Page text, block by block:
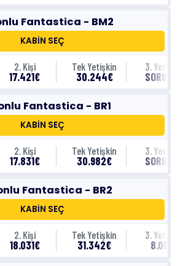
Fantastica - BM2
KABİN SEÇ
2. Kişi
17.421€
Tek Yetişkin
30.244€
3.
Fantastica - BR1
KABİN SEÇ
2. Kişi
17.831€
Tek Yetişkin
30.982€
3.
Fantastica - BR2
KABİN SEÇ
2. Kişi
18.031€
Tek Yetişkin
31.342€
3.
8.051€